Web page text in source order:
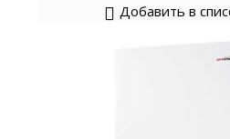
Добавить в